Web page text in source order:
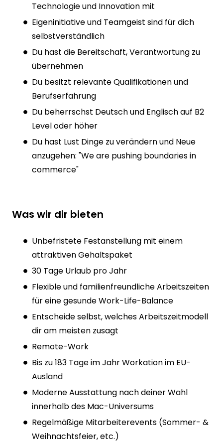
Technologie und Innovation mit
Eigeninitiative und Teamgeist sind für dich
selbstverständlich
Du hast die Bereitschaft, Verantwortung zu
übernehmen
Du besitzt relevante Qualifikationen und
Berufserfahrung
Du beherrschst Deutsch und Englisch auf B2
Level oder höher
Du hast Lust Dinge zu verändern und Neue
anzugehen: "We are pushing boundaries in
commerce"
Was wir dir bieten
Unbefristete Festanstellung mit einem
attraktiven Gehaltspaket
30 Tage Urlaub pro Jahr
Flexible und familienfreundliche Arbeitszeiten
für eine gesunde Work-Life-Balance
Entscheide selbst, welches Arbeitszeitmodell
dir am meisten zusagt
Remote-Work
Bis zu 183 Tage im Jahr Workation im EU-
Ausland
Moderne Ausstattung nach deiner Wahl
innerhalb des Mac-Universums
Regelmäßige Mitarbeiterevents (Sommer- &
Weihnachtsfeier, etc.)